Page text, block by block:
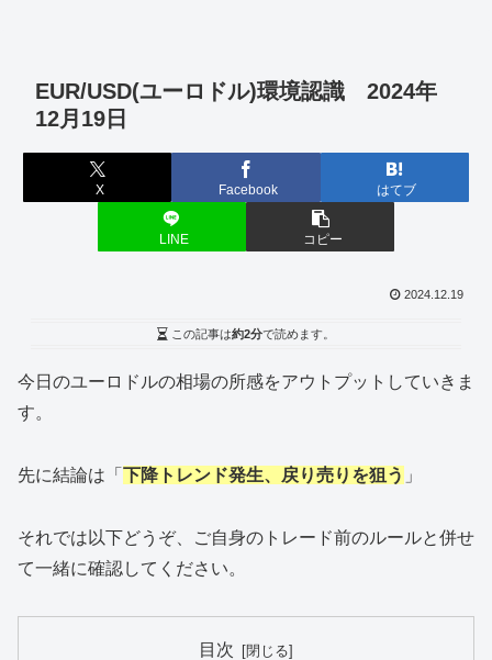
EUR/USD(ユーロドル)環境認識 2024年
12月19日
X Facebook はてブ
LINE コピー
2024.12.19
この記事は約2分で読めます。
今日のユーロドルの相場の所感をアウトプットしていきま
す。
先に結論は「 下降トレンド発生、戻り売りを狙う 」
それでは以下どうぞ、ご自身のトレード前のルールと併せ
て一緒に確認してください。
目次